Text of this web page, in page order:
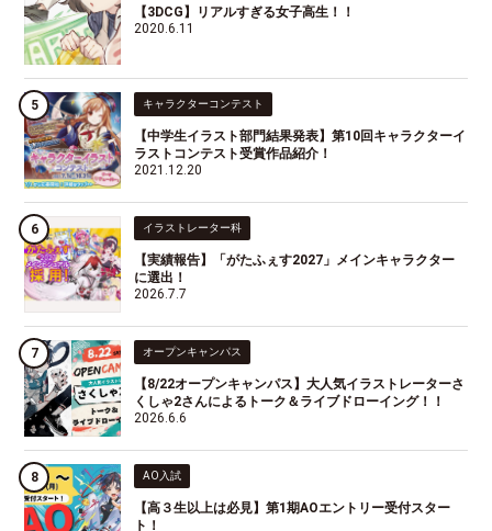
【3DCG】リアルすぎる女子高生！！
2020.6.11
キャラクターコンテスト
【中学生イラスト部門結果発表】第10回キャラクターイ
ラストコンテスト受賞作品紹介！
2021.12.20
イラストレーター科
【実績報告】「がたふぇす2027」メインキャラクター
に選出！
2026.7.7
オープンキャンパス
【8/22オープンキャンパス】大人気イラストレーターさ
くしゃ2さんによるトーク＆ライブドローイング！！
2026.6.6
AO入試
【高３生以上は必見】第1期AOエントリー受付スター
ト！